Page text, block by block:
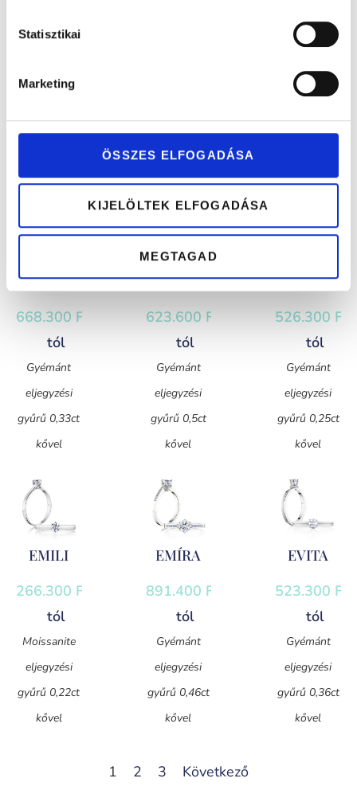
Statisztikai
Marketing
ÖSSZES ELFOGADÁSA
KIJELÖLTEK ELFOGADÁSA
MEGTAGAD
364.300Ft
Moissanite
eljegyzésigyűrű
eljegyzési
379.300Ft
tól
Gyémánt
eljegyzési
ELITA
668.300 Ft
tól
Gyémánt
eljegyzési
gyűrű 0,33ct
kővel
ELZA
623.600 Ft
tól
Gyémánt
eljegyzési
gyűrű 0,5ct
kővel
EMILI
526.300 Ft
tól
Gyémánt
eljegyzési
gyűrű 0,25ct
kővel
EMILI
266.300 Ft
tól
Moissanite
eljegyzési
gyűrű 0,22ct
kővel
EMÍRA
891.400 Ft
tól
Gyémánt
eljegyzési
gyűrű 0,46ct
kővel
EVITA
523.300 Ft
tól
Gyémánt
eljegyzési
gyűrű 0,36ct
kővel
1 2 3 Következő